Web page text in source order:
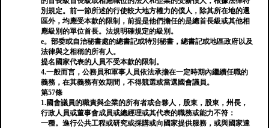
別規定。前一節所述的行使較大地方權力的僕人，除其所在地的選
區外，均應受本款的限制，前提是他們擔任的是總首長級或其他相
應級別的單位首長。法規明確規定的級別。
e。部委或自治秘書處的總書記或特別秘書，總書記或地區政府以及
法律與之相稱的所有人。
提名國家代表的人員不受本款的限制。
4.一般而言，公務員和軍事人員依法承擔在一定時期內繼續任職的
義務，在其義務有效期間，不得競選或當選國會議員。
第57條
1.國會議員的職責與企業的所有者或合夥人，股東，股東，州長，
行政人員或董事會成員或總經理或其代表的職務或能力不符：
一種。進行公共工程或研究或採購或向國家提供服務，或與國家達